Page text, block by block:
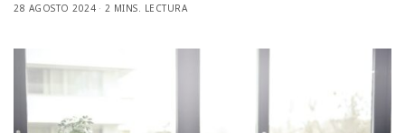
28 AGOSTO 2024
2 MINS. LECTURA